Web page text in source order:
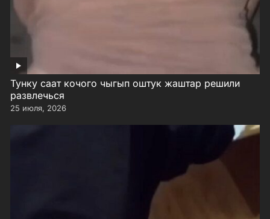
Тунку саат кочого чыгып оштук жаштар решили
развлечься
25 июля, 2026